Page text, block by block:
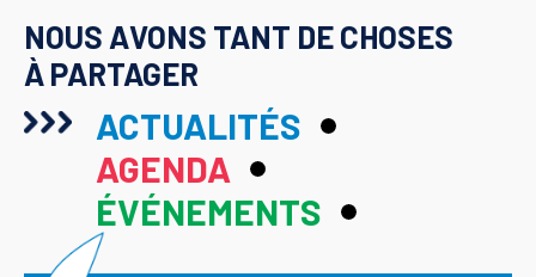
NOUS AVONS TANT DE CHOSES
À PARTAGER
ACTUALITÉS
AGENDA
ÉVÉNEMENTS